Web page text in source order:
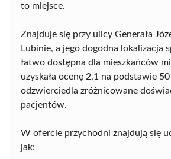
to miejsce.
Znajduje się przy ulicy Generała
Lubinie, a jego dogodna lokalizacja
łatwo dostępna dla mieszkańców
uzyskała ocenę 2,1 na podstawie
odzwierciedla zróżnicowane
pacjentów.
W ofercie przychodni znajdują się
jak: